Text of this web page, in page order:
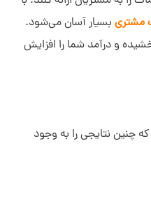
مشتری بسیار آسان می‌شود.
و درآمد شما را افزایش
که چنین نتایجی را به وجود